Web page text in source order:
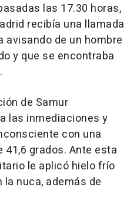
las 17.30 horas,
recibía una llamada
avisando de un hombre
y que se encontraba
de Samur
las inmediaciones y
con una
grados. Ante esta
le aplicó hielo frío
nuca, además de